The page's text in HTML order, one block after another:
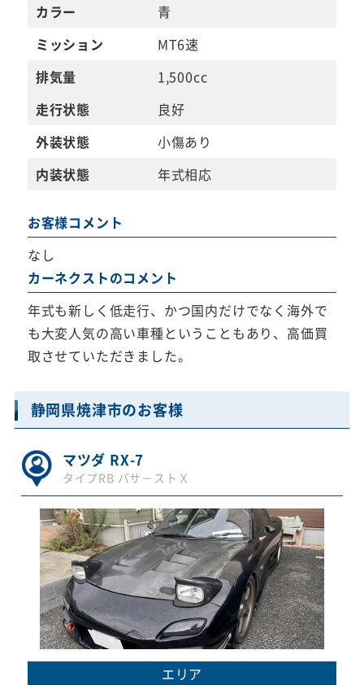
カラー
青
ミッション
MT6速
排気量
1,500cc
走行状態
良好
外装状態
小傷あり
内装状態
年式相応
お客様コメント
なし
カーネクストのコメント
年式も新しく低走行、かつ国内だけでなく海外で
も大変人気の高い車種ということもあり、高価買
取させていただきました。
静岡県焼津市のお客様
マツダ RX-7
タイプRB バサ－ストＸ
エリア